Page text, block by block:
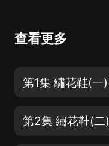
查看更多
第1集 繡花鞋(一)
第2集 繡花鞋(二)